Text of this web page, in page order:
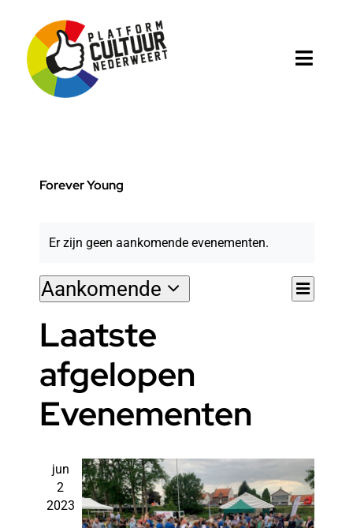
inhoud
Projecten
Agenda
Forever Young
Er zijn geen aankomende evenementen.
Lijst
Aankomende
een
datum.
Laatste
afgelopen
Evenementen
jun
2
2023